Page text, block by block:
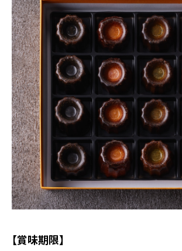
【賞味期限】